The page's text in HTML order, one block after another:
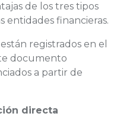
de los tres tipos
entidades financieras.
registrados en el
documento
a partir de
directa